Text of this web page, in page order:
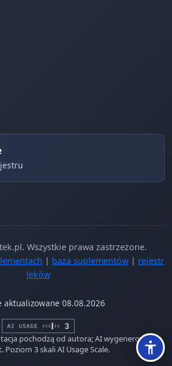
Wszystkie prawa zastrzeżone.
| baza suplementów | rejestr
leków
aktualizowane 08.08.2026
pochodzą od autora; AI wygenerowało z
Poziom 3 skali AI Usage Scale.